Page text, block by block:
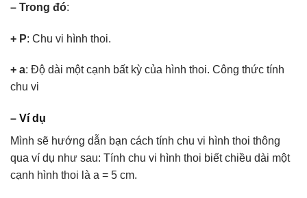
– Trong đó:
+ P: Chu vi hình thoi.
+ a: Độ dài một cạnh bất kỳ của hình thoi. Công thức tính
chu vi
– Ví dụ
Mình sẽ hướng dẫn bạn cách tính chu vi hình thoi thông
qua ví dụ như sau: Tính chu vi hình thoi biết chiều dài một
cạnh hình thoi là a = 5 cm.